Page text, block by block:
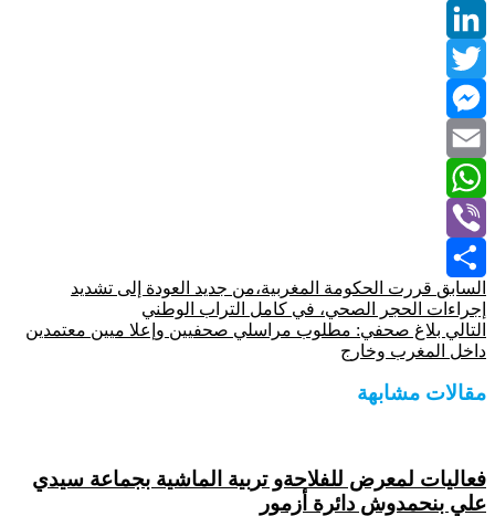
Facebook
LinkedIn
Twitter
Messenger
Email
WhatsApp
Viber
Share
السابق قررت الحكومة المغربية،من جديد العودة إلى تشديد
إجراءات الحجر الصحي، في كامل التراب الوطني
التالي بلاغ صحفي: مطلوب مراسلي صحفيين وإعلا ميين معتمدين
داخل المغرب وخارج
مقالات مشابهة
فعاليات لمعرض للفلاحةو تربية الماشية بجماعة سيدي
علي بنحمدوش دائرة أزمور